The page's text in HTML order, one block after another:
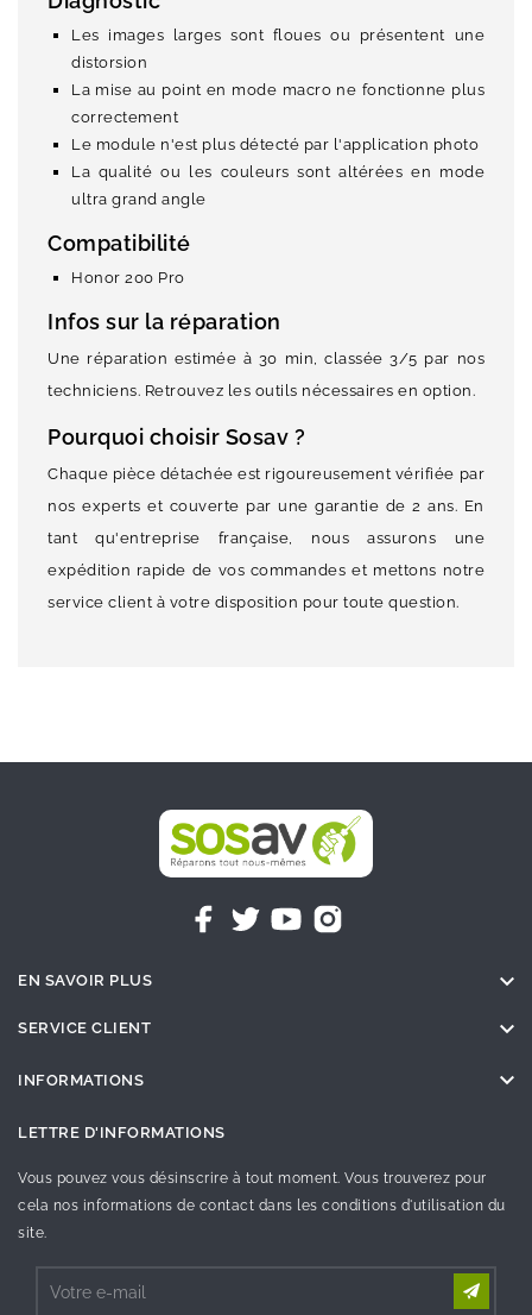
Les images larges sont floues ou présentent une
distorsion
La mise au point en mode macro ne fonctionne plus
correctement
Le module n'est plus détecté par l'application photo
La qualité ou les couleurs sont altérées en mode
ultra grand angle
Compatibilité
Honor 200 Pro
Infos sur la réparation
Une réparation estimée à 30 min, classée 3/5 par nos
techniciens. Retrouvez les outils nécessaires en option.
Pourquoi choisir Sosav ?
Chaque pièce détachée est rigoureusement vérifiée par
nos experts et couverte par une garantie de 2 ans. En
tant qu'entreprise française, nous assurons une
expédition rapide de vos commandes et mettons notre
service client à votre disposition pour toute question.
EN SAVOIR PLUS 
SERVICE CLIENT 
INFORMATIONS 
LETTRE D'INFORMATIONS
Vous pouvez vous désinscrire à tout moment. Vous trouverez pour
cela nos informations de contact dans les conditions d'utilisation du
site.